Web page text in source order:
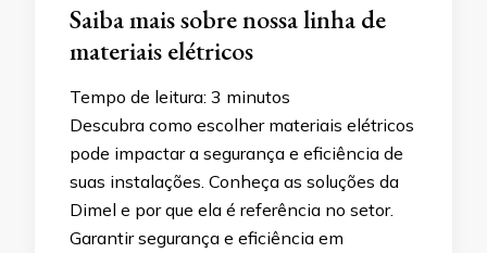
Saiba mais sobre nossa linha de
materiais elétricos
Tempo de leitura: 3 minutos
Descubra como escolher materiais elétricos
pode impactar a segurança e eficiência de
suas instalações. Conheça as soluções da
Dimel e por que ela é referência no setor.
Garantir segurança e eficiência em